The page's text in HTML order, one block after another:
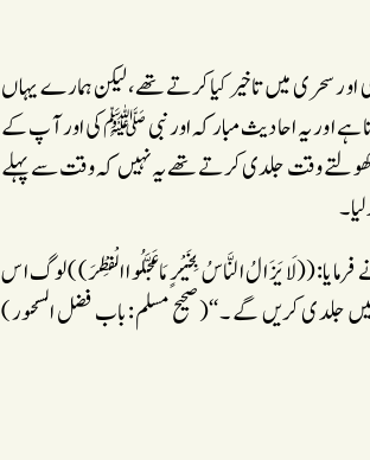
سحری میں تاخیرکیا کرتے تھے،لیکن ہمارے یہاں
ہے اور یہ احادیث مبارکہ اور نبی ﷺ کی اور آپ کے
وقت جلدی کرتے تھے یہ نہیں کہ وقت سے پہلے
۔
یَزَالُ النَّاسُ بِخَیْرٍ مَا عَجَّلُوا الْفِطْرَ)) لوگ اس
جلدی کریں گے ۔‘‘(صحیح مسلم: باب فضل السحور)